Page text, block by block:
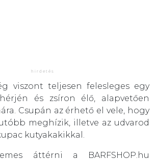
viszont teljesen felesleges egy
és zsíron élő, alapvetően
Csupán az érhető el vele, hogy
meghízik, illetve az udvarod
kutyakakikkal.
áttérni a BARFSHOP.hu